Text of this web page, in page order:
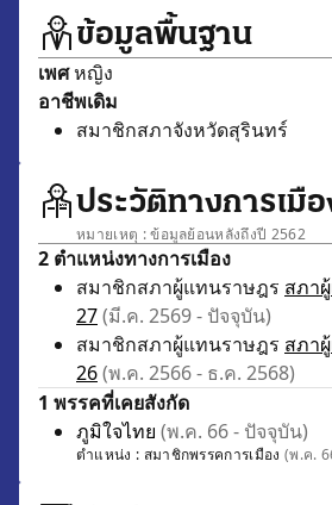
ข้อมูลพื้นฐาน
เพศหญิง
อาชีพเดิม
สมาชิกสภาจังหวัดสุรินทร์
ประวัติทางการเมือ
หมายเหตุ : ข้อมูลย้อนหลังถึงปี 2562
2 ตำแหน่งทางการเมือง
สมาชิกสภาผู้แทนราษฎร สภา
27(มี.ค. 2569 - ปัจจุบัน)
สมาชิกสภาผู้แทนราษฎร สภา
26(พ.ค. 2566 - ธ.ค. 2568)
1 พรรคที่เคยสังกัด
ภูมิใจไทย (พ.ค. 66 - ปัจจุบัน)
ตำแหน่ง : สมาชิกพรรคการเมือง(พ.ค.